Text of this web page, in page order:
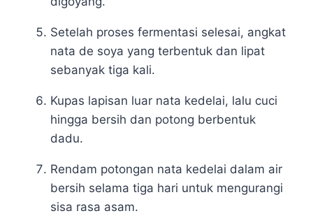
Setelah proses fermentasi selesai, angkat
nata de soya yang terbentuk dan lipat
sebanyak tiga kali.
Kupas lapisan luar nata kedelai, lalu cuci
hingga bersih dan potong berbentuk
dadu.
Rendam potongan nata kedelai dalam air
bersih selama tiga hari untuk mengurangi
sisa rasa asam.